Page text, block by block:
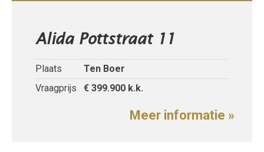
Alida Pottstraat 11
Plaats
Ten Boer
Vraagprijs
€ 399.900 k.k.
Meer informatie »